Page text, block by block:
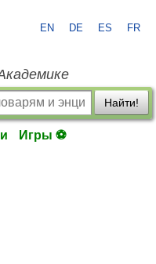
EN DE ES FR
Найти!
Игры ⚽